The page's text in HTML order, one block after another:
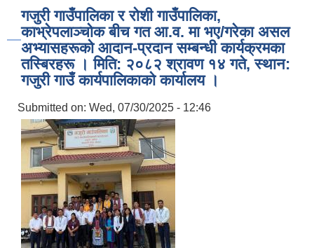
गजुरी गाउँपालिका र रोशी गाउँपालिका,
काभ्रेपलाञ्‍चोक बीच गत आ.व. मा भए/गरेका असल
अभ्यासहरूको आदान-प्रदान सम्बन्धी कार्यक्रमका
तस्बिरहरू । मिति: २०८२ श्रावण १४ गते, स्थान:
गजुरी गाउँ कार्यपालिकाको कार्यालय ।
Submitted on: Wed, 07/30/2025 - 12:46